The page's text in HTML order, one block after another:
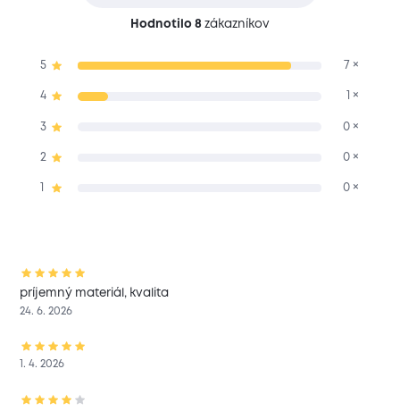
Hodnotilo 8 zákazníkov
5 7 ×
4 1 ×
3 0 ×
2 0 ×
0 ×
príjemný materiál, kvalita
24. 6. 2026
1. 4. 2026